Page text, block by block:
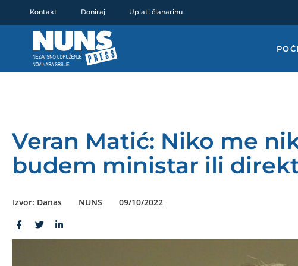
Kontakt Doniraj Uplati članarinu
Veran Matić: Niko me
budem ministar ili
Izvor: Danas NUNS 09/10/2022